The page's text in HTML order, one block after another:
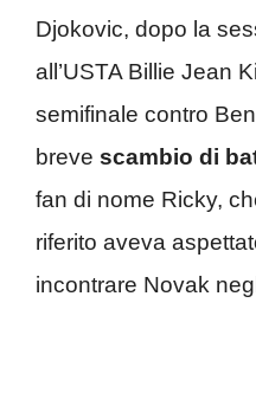
Djokovic, dopo la
all’USTA Billie Jean
semifinale contro
breve scambio di
fan di nome Ricky,
riferito aveva
incontrare Novak